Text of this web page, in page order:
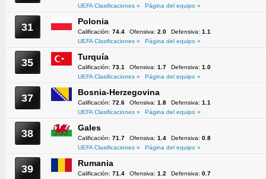
UEFA Clasificaciones »
Página del equipo »
31 Polonia
Calificación: 74.4 Ofensiva: 2.0 Defensiva: 1.1
UEFA Clasificaciones »
Página del equipo »
35 Turquía
Calificación: 73.1 Ofensiva: 1.7 Defensiva: 1.0
UEFA Clasificaciones »
Página del equipo »
37 Bosnia-Herzegovina
Calificación: 72.6 Ofensiva: 1.8 Defensiva: 1.1
UEFA Clasificaciones »
Página del equipo »
38 Gales
Calificación: 71.7 Ofensiva: 1.4 Defensiva: 0.8
UEFA Clasificaciones »
Página del equipo »
39 Rumania
Calificación: 71.4 Ofensiva: 1.2 Defensiva: 0.7